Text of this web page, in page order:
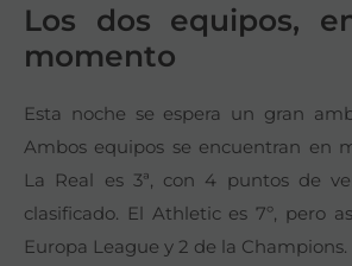
Los dos equipos,
momento
Esta noche se espera un gran
Ambos equipos se encuentran en
La Real es 3ª, con 4 puntos de
clasificado. El Athletic es 7º, pero
Europa League y 2 de la Champions.